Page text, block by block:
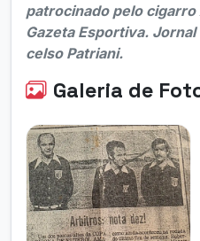
patrocinado pelo
Gazeta Esportiva.
celso Patriani.
Galeria de